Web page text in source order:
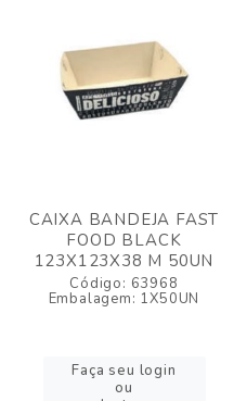
CAIXA BANDEJA FAST
FOOD BLACK
123X123X38 M 50UN
Código: 63968
Embalagem: 1X50UN
Faça seu login
ou